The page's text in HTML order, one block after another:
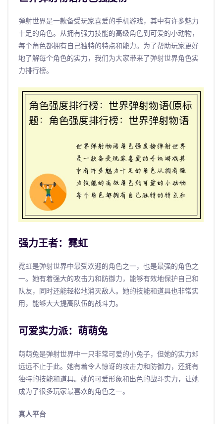
弹射世界是一款备受玩家喜爱的手机游戏，其中有许多魅力
十足的角色。从拥有强力技能的高级角色到可爱的小动物，
每个角色都拥有自己独特的特点和能力。为了帮助玩家更好
地了解每个角色的实力，我们为大家带来了弹射世界角色实
力排行榜。
强力王者：霓虹
霓虹是弹射世界中最受欢迎的角色之一，也是最强的角色之
一。她有着强大的攻击力和防御力，能够有效地保护自己和
队友，同时还能轻松地消灭敌人。她的技能和道具也非常实
用，能够大大提高队伍的战斗力。
可爱实力派：萌萌兔
萌萌兔是弹射世界中一只非常可爱的小兔子，但她的实力却
远远不止于此。她有着令人惊讶的攻击力和防御力，还拥有
独特的技能和道具。她的可爱形象和出色的战斗实力，让她
成为了很多玩家最喜欢的角色之一。
真人平台